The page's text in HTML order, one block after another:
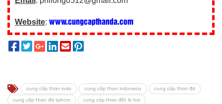
Website: www.cungcapthanda.com
cung cấp than indo cung cấp than indonesia
cung cấp than đá
cung cấp than đá tphcm
cung cáp than đốt lò hơi